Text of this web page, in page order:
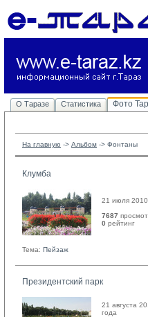
О Таразе Статистика Фото
На главную -> Альбом -> Фонтаны
Клумба
21 июля 2010
7687
0 рейтинг
Тема: Пейзаж
Президентский парк
21 августа
года